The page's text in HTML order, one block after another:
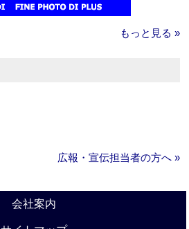
もっと見る »
広報・宣伝担当者の方へ »
会社案内